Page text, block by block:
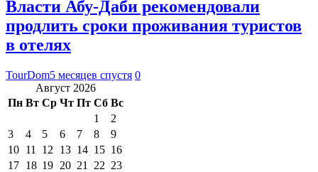
Власти Абу-Даби рекомендовали
продлить сроки проживания туристов
в отелях
TourDom5 месяцев спустя 0
Август 2026
Пн Вт Ср Чт Пт Сб Вс
1
2
3
4 5 6 7 8
9
10 11 12 13 14 15 16
17 18 19 20 21 22 23